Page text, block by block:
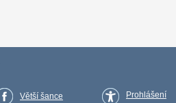
Větší šance
Prohlášení